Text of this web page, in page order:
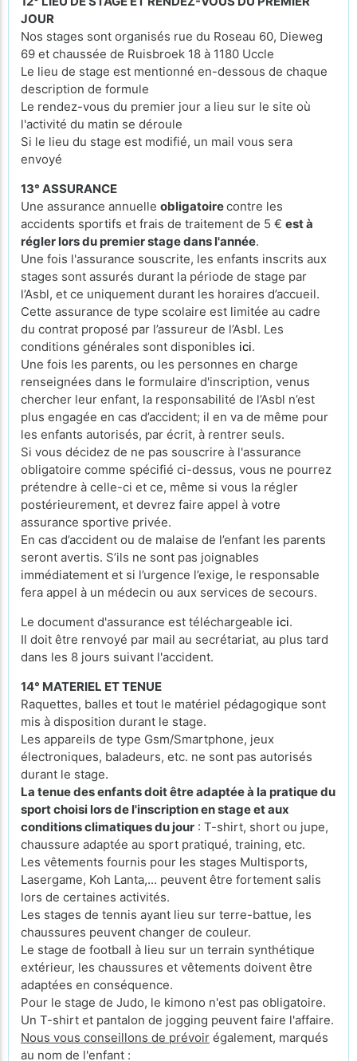
JOUR
Nos stages sont organisés rue du Roseau 60, Dieweg
69 et chaussée de Ruisbroek 18 à 1180 Uccle
Le lieu de stage est mentionné en-dessous de chaque
description de formule
Le rendez-vous du premier jour a lieu sur le site où
l'activité du matin se déroule
Si le lieu du stage est modifié, un mail vous sera
envoyé
13° ASSURANCE
Une assurance annuelle obligatoirecontre les
accidents sportifs et frais de traitement de 5 € est à
régler lors du premier stage dans l'année.
Une fois l'assurance souscrite, les enfants inscrits aux
stages sont assurés durant la période de stage par
l’Asbl, et ce uniquement durant les horaires d’accueil.
Cette assurance de type scolaire est limitée au cadre
du contrat proposé par l’assureur de l’Asbl. Les
conditions générales sont disponibles ici.
Une fois les parents, ou les personnes en charge
renseignées dans le formulaire d'inscription, venus
chercher leur enfant, la responsabilité de l’Asbl n’est
plus engagée en cas d’accident; il en va de même pour
les enfants autorisés, par écrit, à rentrer seuls.
Si vous décidez de ne pas souscrire à l'assurance
obligatoire comme spécifié ci-dessus, vous ne pourrez
prétendre à celle-ci et ce, même si vous la régler
postérieurement, et devrez faire appel à votre
assurance sportive privée.
En cas d’accident ou de malaise de l’enfant les parents
seront avertis. S’ils ne sont pas joignables
immédiatement et si l’urgence l’exige, le responsable
fera appel à un médecin ou aux services de secours.
Le document d'assurance est téléchargeable ici.
Il doit être renvoyé par mail au secrétariat, au plus tard
dans les 8 jours suivant l'accident.
14° MATERIEL ET TENUE
Raquettes, balles et tout le matériel pédagogique sont
mis à disposition durant le stage.
Les appareils de type Gsm/Smartphone, jeux
électroniques, baladeurs, etc. ne sont pas autorisés
durant le stage.
La tenue des enfants doit être adaptée à la pratique du
sport choisi lors de l'inscription en stage et aux
conditions climatiques du jour : T-shirt, short ou jupe,
chaussure adaptée au sport pratiqué, training, etc.
Les vêtements fournis pour les stages Multisports,
Lasergame, Koh Lanta,... peuvent être fortement salis
lors de certaines activités.
Les stages de tennis ayant lieu sur terre-battue, les
chaussures peuvent changer de couleur.
Le stage de football à lieu sur un terrain synthétique
extérieur, les chaussures et vêtements doivent être
adaptées en conséquence.
Pour le stage de Judo, le kimono n'est pas obligatoire.
Un T-shirt et pantalon de jogging peuvent faire l'affaire.
Nous vous conseillons de prévoir également, marqués
au nom de l'enfant :